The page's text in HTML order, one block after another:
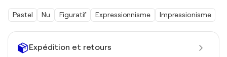
Expédition et retours
Pastel Nu Figuratif Expressionnisme Impressionisme